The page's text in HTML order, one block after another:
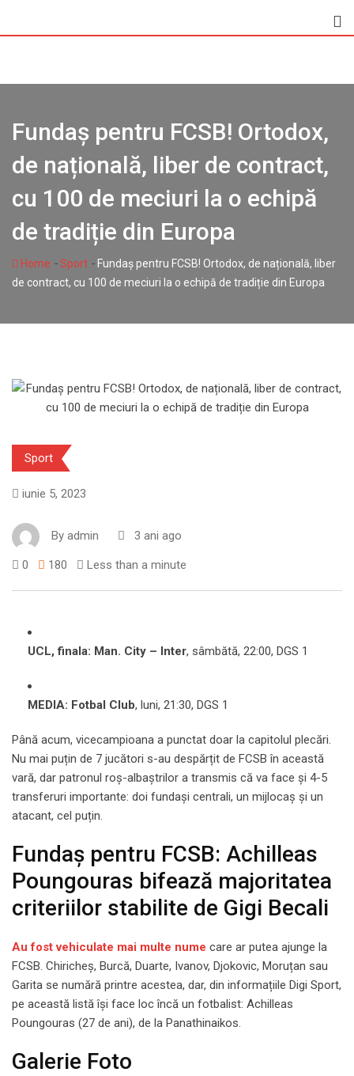
Fundaș pentru FCSB! Ortodox,
de națională, liber de contract,
cu 100 de meciuri la o echipă
de tradiție din Europa
Home -Sport - Fundaș pentru FCSB! Ortodox, de națională, liber
de contract, cu 100 de meciuri la o echipă de tradiție din Europa
Sport
iunie 5, 2023
By admin 3 ani ago
0 180 Less than a minute
UCL, finala: Man. City – Inter, sâmbătă, 22:00, DGS 1
MEDIA: Fotbal Club, luni, 21:30, DGS 1
Până acum, vicecampioana a punctat doar la capitolul plecări.
Nu mai puțin de 7 jucători s-au despărțit de FCSB în această
vară, dar patronul roș-albaștrilor a transmis că va face și 4-5
transferuri importante: doi fundași centrali, un mijlocaș și un
atacant, cel puțin.
Fundaș pentru FCSB: Achilleas
Poungouras bifează majoritatea
criteriilor stabilite de Gigi Becali
Au fost vehiculate mai multe nume care ar putea ajunge la
FCSB. Chiricheș, Burcă, Duarte, Ivanov, Djokovic, Moruțan sau
Garita se numără printre acestea, dar, din informațiile Digi Sport,
pe această listă își face loc încă un fotbalist: Achilleas
Poungouras (27 de ani), de la Panathinaikos.
Galerie Foto